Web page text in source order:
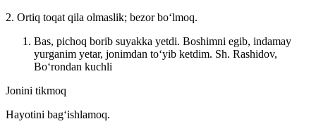
2. Ortiq toqat qila olmaslik; bezor boʻlmoq.
Bas, pichoq borib suyakka yetdi. Boshimni egib, indamay
yurganim yetar, jonimdan toʻyib ketdim. Sh. Rashidov,
Boʻrondan kuchli
Jonini tikmoq
Hayotini bagʻishlamoq.